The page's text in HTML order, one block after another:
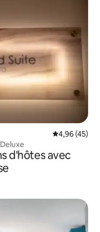
Évaluation
4,96 (45)
d'hôtes avec